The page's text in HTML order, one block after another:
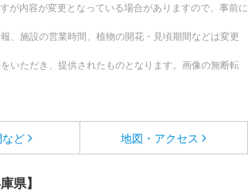
内容が変更となっている場合がありますので、事前に
、施設の営業時間、植物の開花・見頃期間などは変更
いただき、提供されたものとなります。画像の無断転
ど 地図・アクセス
県】